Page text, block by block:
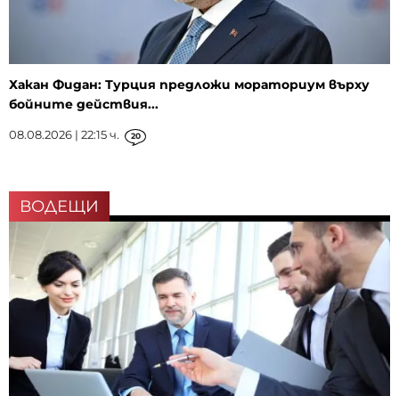
Хакан Фидан: Турция предложи мораториум върху
бойните действия...
08.08.2026 | 22:15 ч. 20
ВОДЕЩИ